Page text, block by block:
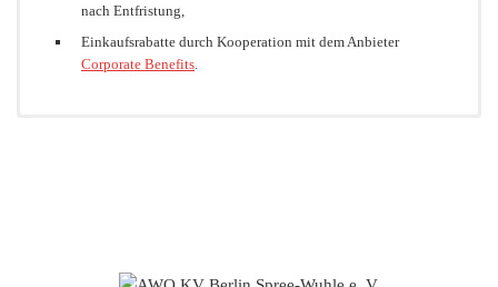
nach Entfristung,
Einkaufsrabatte durch Kooperation mit dem Anbieter
Corporate Benefits
Entgelttabelle S ab 01.06.2025